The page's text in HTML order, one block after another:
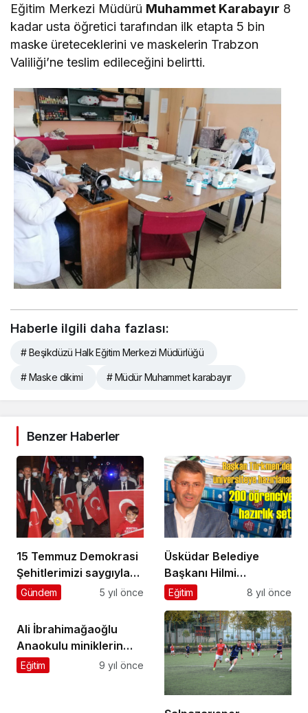
Eğitim Merkezi Müdürü Muhammet Karabayır 8
kadar usta öğretici tarafından ilk etapta 5 bin
maske üreteceklerini ve maskelerin Trabzon
Valiliği’ne teslim edileceğini belirtti.
Haberle ilgili daha fazlası:
# Beşikdüzü Halk Eğitim Merkezi Müdürlüğü
# Maske dikimi # Müdür Muhammet karabayır
Benzer Haberler
15 Temmuz Demokrasi
Şehitlerimizi saygıyla
andık
Gündem 5 yıl önce
Üsküdar Belediye
Başkanı Hilmi
Türkmen’den
hazarlanan
öğrencilere büyük
destek
Eğitim 8 yıl önce
Ali İbrahimağaoğlu
Anaokulu miniklerin
hünerlerini sergiledi
Eğitim 9 yıl önce